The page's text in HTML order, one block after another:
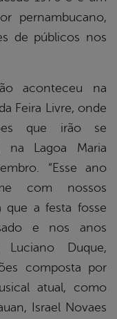
pernambucano,
de públicos nos
aconteceu na
Feira Livre, onde
que irão se
na Lagoa Maria
“Esse ano
com nossos
que a festa fosse
e nos anos
Duque,
composta por
atual, como
Israel Novaes